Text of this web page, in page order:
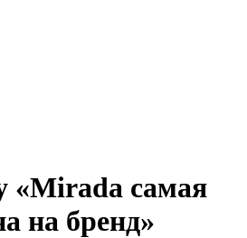
«Mirada cамая
на бренд»